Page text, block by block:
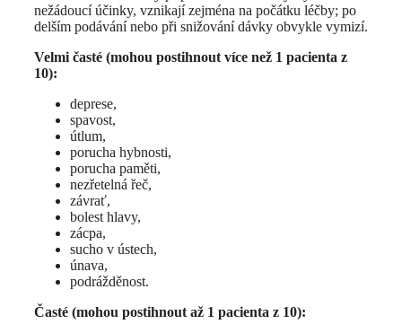
nežádoucí účinky, vznikají zejména na počátku léčby; po
delším podávání nebo při snižování dávky obvykle vymizí.
Velmi časté (mohou postihnout více než 1 pacienta z
10):
deprese,
spavost,
útlum,
porucha hybnosti,
porucha paměti,
nezřetelná řeč,
závrať,
bolest hlavy,
zácpa,
sucho v ústech,
únava,
podrážděnost.
Časté (mohou postihnout až 1 pacienta z 10):